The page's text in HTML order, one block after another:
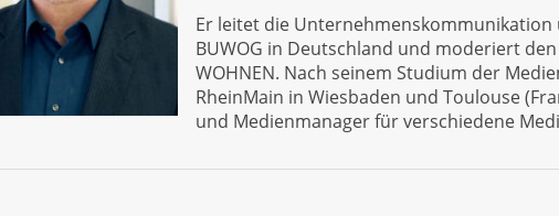
Er leitet die Unternehmenskommunikation
BUWOG in Deutschland und moderiert den
WOHNEN. Nach seinem Studium der
RheinMain in Wiesbaden und Toulouse
und Medienmanager für verschiedene